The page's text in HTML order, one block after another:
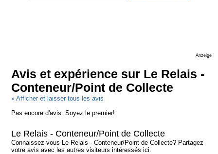
Anzeige
Avis et expérience sur Le Relais -
Conteneur/Point de Collecte
» Afficher et laisser tous les avis
Pas encore d'avis. Soyez le premier!
Le Relais - Conteneur/Point de Collecte
Connaissez-vous Le Relais - Conteneur/Point de Collecte? Partagez
votre avis avec les autres visiteurs intéressés ici.